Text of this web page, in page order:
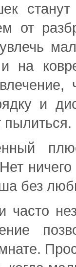
от
и на
и
пылиться.
без
часто